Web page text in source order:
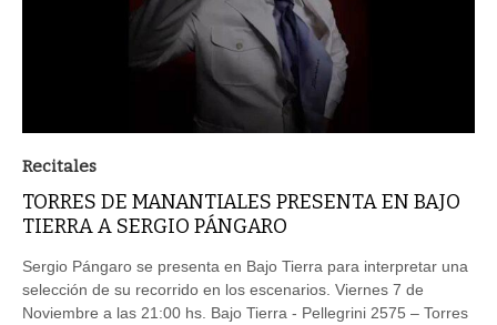
Recitales
TORRES DE MANANTIALES PRESENTA EN BAJO
TIERRA A SERGIO PÁNGARO
Sergio Pángaro se presenta en Bajo Tierra para interpretar una
selección de su recorrido en los escenarios. Viernes 7 de
Noviembre a las 21:00 hs. Bajo Tierra - Pellegrini 2575 – Torres